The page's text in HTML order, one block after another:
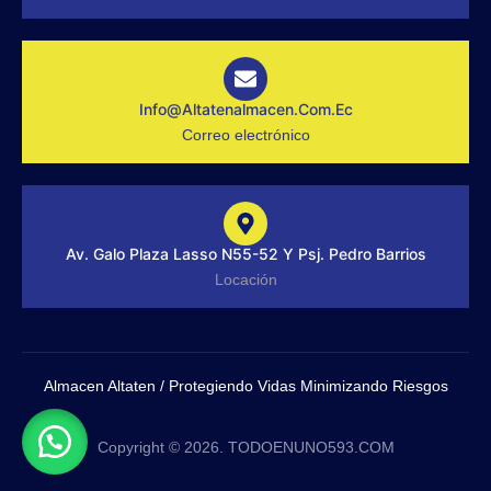
r
a
-
1
-
i
g
Info@altatenalmacen.com.ec
Correo electrónico
Av. Galo Plaza Lasso N55-52 Y Psj. Pedro Barrios
Locación
Almacen Altaten / Protegiendo Vidas Minimizando Riesgos
Copyright © 2026. TODOENUNO593.COM